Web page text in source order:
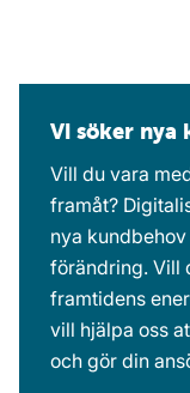
Vi söker nya
Vill du vara
framåt?
nya
förändring. Vill
framtidens
vill hjälpa oss
och gör din